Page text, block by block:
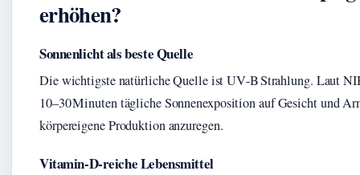
erhöhen?
Sonnenlicht als beste Quelle
Die wichtigste natürliche Quelle ist UV‑B Strahlung. Laut
10–30 Minuten tägliche Sonnenexposition auf Gesicht und
körpereigene Produktion anzuregen.
Vitamin‑D‑reiche Lebensmittel